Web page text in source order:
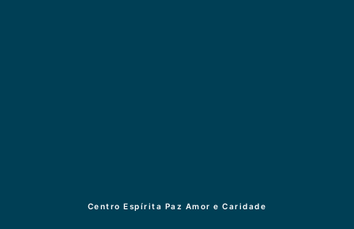
Centro Espírita Paz Amor e Caridade